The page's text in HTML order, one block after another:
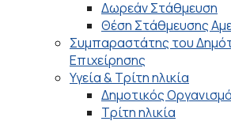
Δωρεάν Στάθμευση
Θέση Στάθμευσης
Συμπαραστάτης του
Επιχείρησης
Υγεία & Τρίτη ηλικία
Δημοτικός
Τρίτη ηλικία